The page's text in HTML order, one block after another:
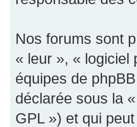
Nos forums sont
« leur », « logiciel
équipes de
déclarée sous la «
GPL ») et qui